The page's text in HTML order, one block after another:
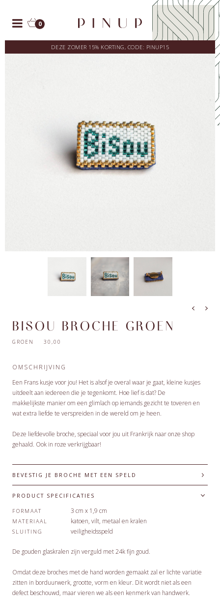
0
DEZE ZOMER 15% KORTING, CODE: PINUP15
BISOU BROCHE GROEN
GROEN 30,00
OMSCHRIJVING
Een Frans kusje voor jou! Het is alsof je overal waar je gaat, kleine kusjes
uitdeelt aan iedereen die je tegenkomt. Hoe lief is dat? De
makkelijkste manier om een glimlach op iemands gezicht te toveren en
wat extra liefde te verspreiden in de wereld om je heen.
Deze liefdevolle broche, speciaal voor jou uit Frankrijk naar onze shop
gehaald. Ook in roze verkrijgbaar!
BEVESTIG JE BROCHE MET EEN SPELD
PRODUCT SPECIFICATIES
FORMAAT 3 cm x 1,9 cm
MATERIAAL katoen, vilt, metaal en kralen
SLUITING veiligheidsspeld
De gouden glaskralen zijn verguld met 24k fijn goud.
Omdat deze broches met de hand worden gemaakt zal er lichte variatie
zitten in borduurwerk, grootte, vorm en kleur. Dit wordt niet als een
defect beschouwd, maar vieren we als een kenmerk van handwerk.